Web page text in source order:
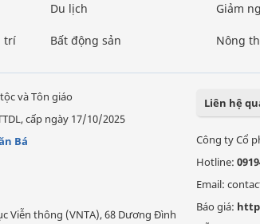
trí
Du lịch
Bất động sản
Giảm
Nông
và Tôn giáo
cấp ngày 17/10/2025
Bá
Viễn thông (VNTA), 68 Dương Đình
Liên hệ
Công ty Cổ
Hotline:
Email:
Báo giá: